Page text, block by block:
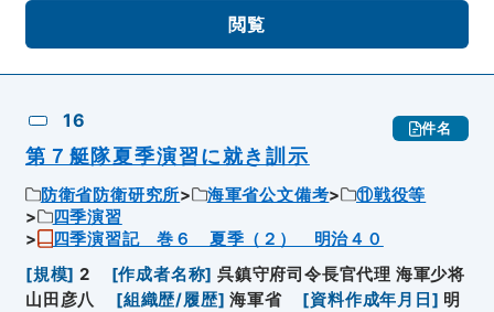
閲覧
16 件名
第７艇隊夏季演習に就き訓示
防衛省防衛研究所 海軍省公文備考
⑪戦役等
四季演習
四季演習記 巻６ 夏季（２） 明治４０
[規模] 2 [作成者名称] 呉鎮守府司令長官代理 海軍少将
山田彦八
[組織歴/履歴] 海軍省 [資料作成年月日 ] 明